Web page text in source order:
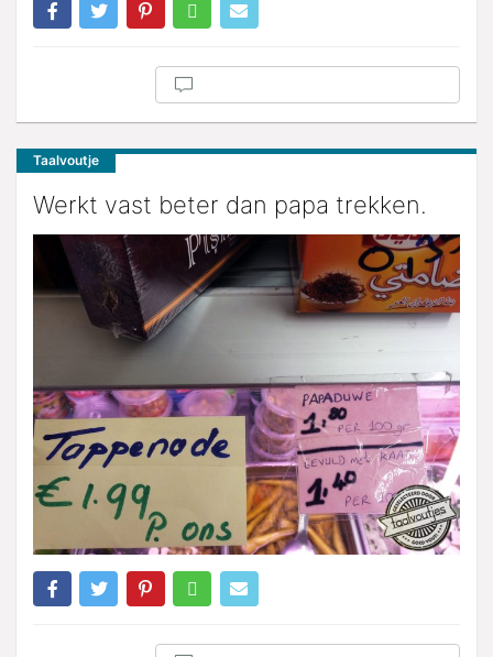
Taalvoutje
Werkt vast beter dan papa trekken.